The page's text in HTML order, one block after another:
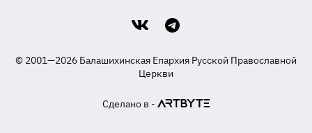
© 2001—2026 Балашихинская Епархия Русской Православной
Церкви
Сделано в -